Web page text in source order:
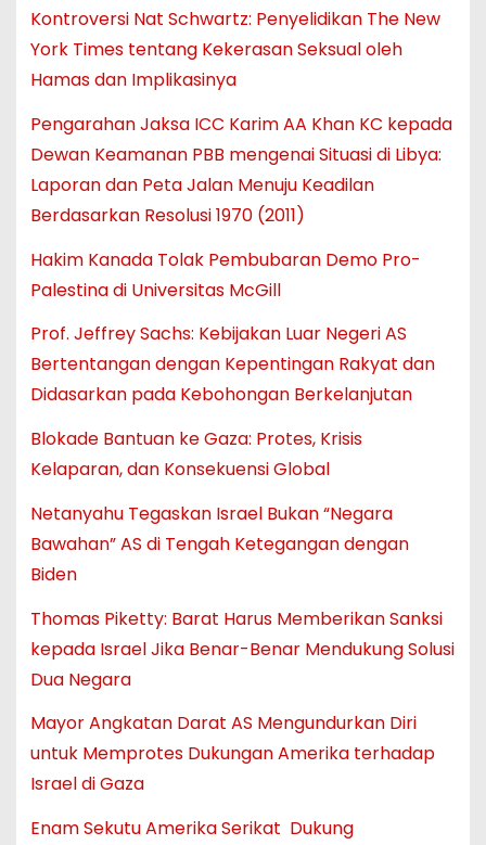
Kontroversi Nat Schwartz: Penyelidikan The New
York Times tentang Kekerasan Seksual oleh
Hamas dan Implikasinya
Pengarahan Jaksa ICC Karim AA Khan KC kepada
Dewan Keamanan PBB mengenai Situasi di Libya:
Laporan dan Peta Jalan Menuju Keadilan
Berdasarkan Resolusi 1970 (2011)
Hakim Kanada Tolak Pembubaran Demo Pro-
Palestina di Universitas McGill
Prof. Jeffrey Sachs: Kebijakan Luar Negeri AS
Bertentangan dengan Kepentingan Rakyat dan
Didasarkan pada Kebohongan Berkelanjutan
Blokade Bantuan ke Gaza: Protes, Krisis
Kelaparan, dan Konsekuensi Global
Netanyahu Tegaskan Israel Bukan “Negara
Bawahan” AS di Tengah Ketegangan dengan
Biden
Thomas Piketty: Barat Harus Memberikan Sanksi
kepada Israel Jika Benar-Benar Mendukung Solusi
Dua Negara
Mayor Angkatan Darat AS Mengundurkan Diri
untuk Memprotes Dukungan Amerika terhadap
Israel di Gaza
Enam Sekutu Amerika Serikat Dukung